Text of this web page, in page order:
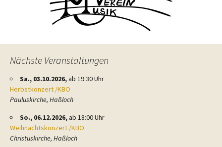
Nächste Veranstaltungen
Sa., 03.10.2026,ab 19:30 Uhr
Herbstkonzert /KBO
Pauluskirche, Haßloch
So., 06.12.2026,ab 18:00 Uhr
Weihnachtskonzert /KBO
Christuskirche, Haßloch